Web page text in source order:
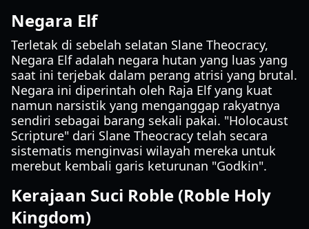
Negara Elf
Terletak di sebelah selatan Slane Theocracy,
Negara Elf adalah negara hutan yang luas yang
saat ini terjebak dalam perang atrisi yang brutal.
Negara ini diperintah oleh Raja Elf yang kuat
namun narsistik yang menganggap rakyatnya
sendiri sebagai barang sekali pakai. "Holocaust
Scripture" dari Slane Theocracy telah secara
sistematis menginvasi wilayah mereka untuk
merebut kembali garis keturunan "Godkin".
Kerajaan Suci Roble (Roble Holy
Kingdom)